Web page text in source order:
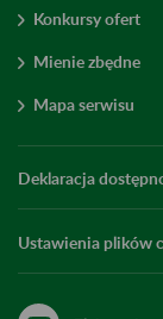
Konkursy ofert
Mienie zbędne
Mapa serwisu
Deklaracja
Ustawienia plików